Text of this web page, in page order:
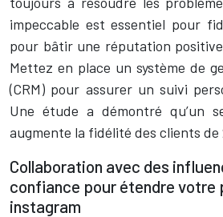
impeccable est essentiel pour
pour bâtir une réputation
Mettez en place un système de
(CRM) pour assurer un suivi
Une étude a démontré qu’un
augmente la fidélité des clients de
Collaboration avec des
confiance pour étendre votre
instagram